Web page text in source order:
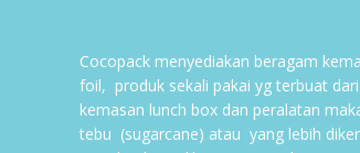
Cocopack menyediakan beragam
foil, produk sekali pakai yg terbuat
kemasan lunch box dan peralatan
tebu (sugarcane) atau yang lebih